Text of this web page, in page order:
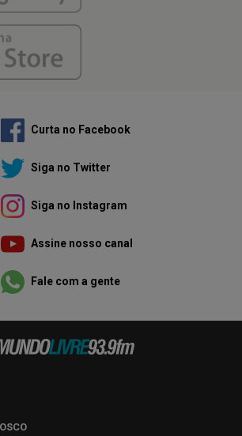
Curta no Facebook
Siga no Twitter
Siga no Instagram
Assine nosso canal
Fale com a gente